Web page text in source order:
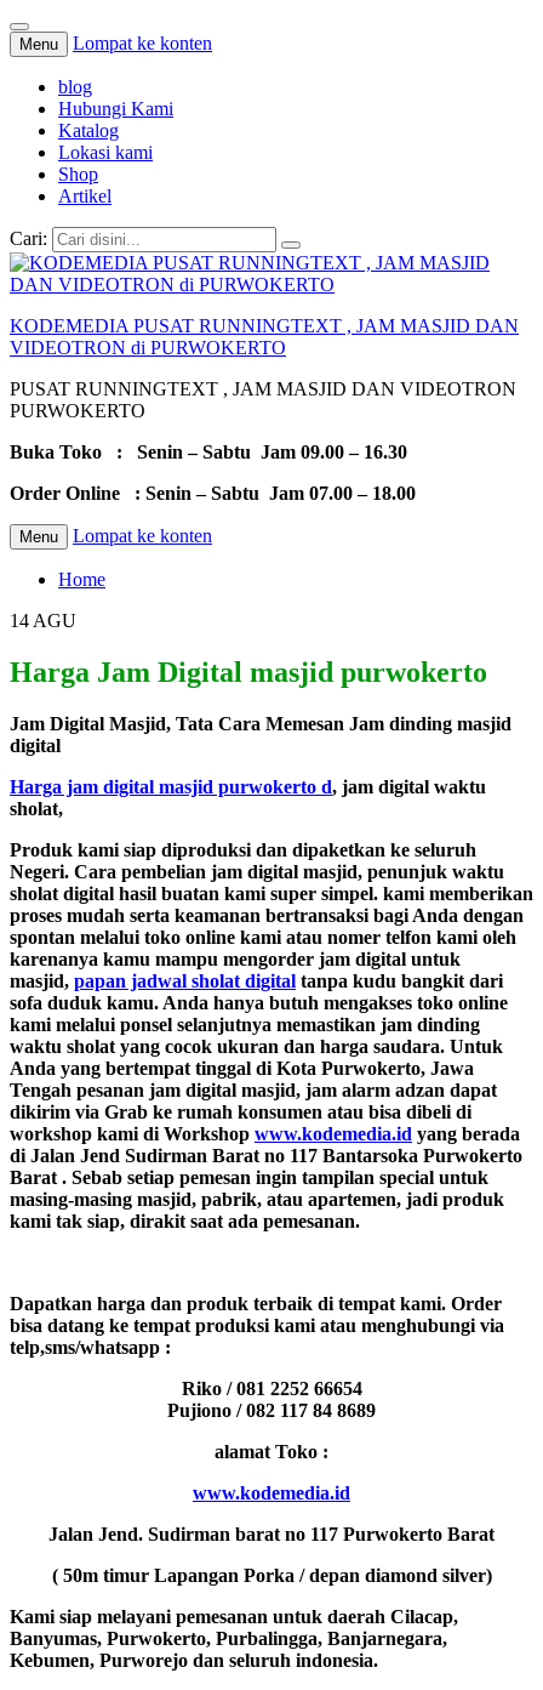
Menu Lompat ke konten
blog
Hubungi Kami
Katalog
Lokasi kami
Shop
Artikel
Cari:
KODEMEDIA PUSAT RUNNINGTEXT , JAM MASJID DAN
VIDEOTRON di PURWOKERTO
PUSAT RUNNINGTEXT , JAM MASJID DAN VIDEOTRON
PURWOKERTO
Buka Toko : Senin – Sabtu Jam 09.00 – 16.30
Order Online : Senin – Sabtu Jam 07.00 – 18.00
Menu Lompat ke konten
Home
14 AGU
Harga Jam Digital masjid purwokerto
Jam Digital Masjid, Tata Cara Memesan Jam dinding masjid
digital
Harga jam digital masjid purwokerto d, jam digital waktu
sholat,
Produk kami siap diproduksi dan dipaketkan ke seluruh
Negeri. Cara pembelian jam digital masjid, penunjuk waktu
sholat digital hasil buatan kami super simpel. kami memberikan
proses mudah serta keamanan bertransaksi bagi Anda dengan
spontan melalui toko online kami atau nomer telfon kami oleh
karenanya kamu mampu mengorder jam digital untuk
masjid, papan jadwal sholat digital tanpa kudu bangkit dari
sofa duduk kamu. Anda hanya butuh mengakses toko online
kami melalui ponsel selanjutnya memastikan jam dinding
waktu sholat yang cocok ukuran dan harga saudara. Untuk
Anda yang bertempat tinggal di Kota Purwokerto, Jawa
Tengah pesanan jam digital masjid, jam alarm adzan dapat
dikirim via Grab ke rumah konsumen atau bisa dibeli di
workshop kami di Workshop www.kodemedia.id yang berada
di Jalan Jend Sudirman Barat no 117 Bantarsoka Purwokerto
Barat . Sebab setiap pemesan ingin tampilan special untuk
masing-masing masjid, pabrik, atau apartemen, jadi produk
kami tak siap, dirakit saat ada pemesanan.
Dapatkan harga dan produk terbaik di tempat kami. Order
bisa datang ke tempat produksi kami atau menghubungi via
telp,sms/whatsapp :
Riko / 081 2252 66654
Pujiono / 082 117 84 8689
alamat Toko :
www.kodemedia.id
Jalan Jend. Sudirman barat no 117 Purwokerto Barat
( 50m timur Lapangan Porka / depan diamond silver)
Kami siap melayani pemesanan untuk daerah Cilacap,
Banyumas, Purwokerto, Purbalingga, Banjarnegara,
Kebumen, Purworejo dan seluruh indonesia.